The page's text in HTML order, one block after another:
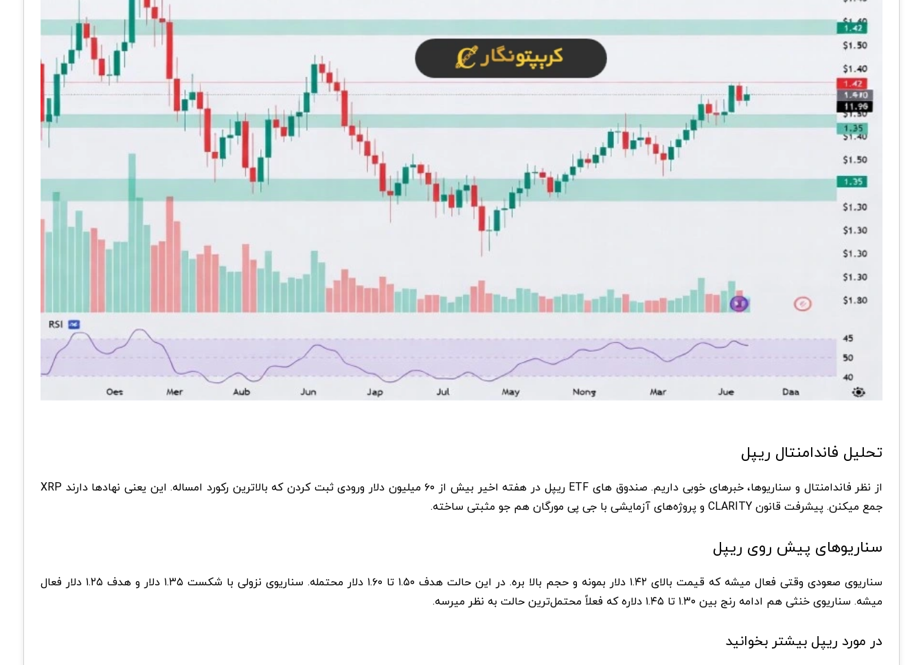
تحلیل فاندامنتال ریپل
از نظر فاندامنتال و سناریوها، خبرهای خوبی داریم. صندوق های ETF ریپل در هفته اخیر بیش از ۶۰ میلیون دلار ورودی ثبت کردن که بالاترین رکورد امساله. این یعنی نهادها دارند XRP
جمع میکنن. پیشرفت قانون CLARITY و پروژه‌های آزمایشی با جی پی مورگان هم جو مثبتی ساخته.
سناریوهای پیش روی ریپل
سناریوی صعودی وقتی فعال میشه که قیمت بالای ۱.۴۲ دلار بمونه و حجم بالا بره. در این حالت هدف ۱.۵۰ تا ۱.۶۰ دلار محتمله. سناریوی نزولی با شکست ۱.۳۵ دلار و هدف ۱.۲۵ دلار فعال
میشه. سناریوی خنثی هم ادامه رنج بین ۱.۳۰ تا ۱.۴۵ دلاره که فعلاً محتمل‌ترین حالت به نظر میرسه.
در مورد ریپل بیشتر بخوانید